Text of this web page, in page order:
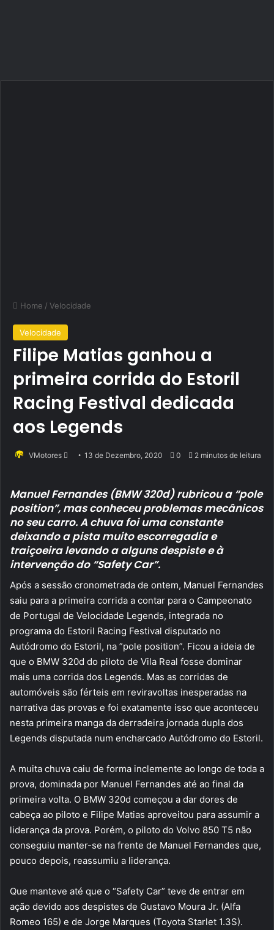
Home / Velocidade
Velocidade
Filipe Matias ganhou a
primeira corrida do Estoril
Racing Festival dedicada
aos Legends
VMotores
Send13 de Dezembro, 2020 0 2 minutos de leitura
Manuel Fernandes (BMW 320d) rubricou a “pole
position”, mas conheceu problemas mecânicos
no seu carro. A chuva foi uma constante
deixando a pista muito escorregadia e
traiçoeira levando a alguns despiste e à
intervenção do “Safety Car”.
Após a sessão cronometrada de ontem, Manuel Fernandes
saiu para a primeira corrida a contar para o Campeonato
de Portugal de Velocidade Legends, integrada no
programa do Estoril Racing Festival disputado no
Autódromo do Estoril, na ”pole position”. Ficou a ideia de
que o BMW 320d do piloto de Vila Real fosse dominar
mais uma corrida dos Legends. Mas as corridas de
automóveis são férteis em reviravoltas inesperadas na
narrativa das provas e foi exatamente isso que aconteceu
nesta primeira manga da derradeira jornada dupla dos
Legends disputada num encharcado Autódromo do Estoril.
A muita chuva caiu de forma inclemente ao longo de toda a
prova, dominada por Manuel Fernandes até ao final da
primeira volta. O BMW 320d começou a dar dores de
cabeça ao piloto e Filipe Matias aproveitou para assumir a
liderança da prova. Porém, o piloto do Volvo 850 T5 não
conseguiu manter-se na frente de Manuel Fernandes que,
pouco depois, reassumiu a liderança.
Que manteve até que o “Safety Car” teve de entrar em
ação devido aos despistes de Gustavo Moura Jr. (Alfa
Romeo 165) e de Jorge Marques (Toyota Starlet 1.3S).